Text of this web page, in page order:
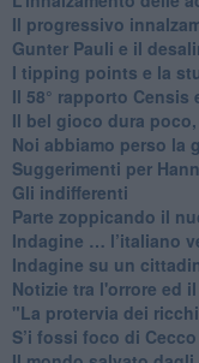
​Il progressivo
​Gunter Pauli e il
I tipping points e la
​Il 58° rapporto
​Il bel gioco dura
Noi abbiamo perso la
Suggerimenti per
​Gli indifferenti
Parte zoppicando il
​Indagine … l’italiano
Indagine su un
Notizie tra l'orrore ed
"La protervia dei
S’i fossi foco di